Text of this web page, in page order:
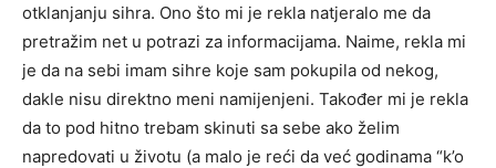
otklanjanju sihra. Ono što mi je rekla natjeralo me da
pretražim net u potrazi za informacijama. Naime, rekla mi
je da na sebi imam sihre koje sam pokupila od nekog,
dakle nisu direktno meni namijenjeni. Također mi je rekla
da to pod hitno trebam skinuti sa sebe ako želim
napredovati u životu (a malo je reći da već godinama “k’o